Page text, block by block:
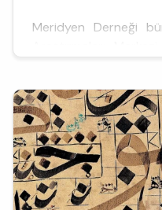
Meridyen Derneği
bu alanlara
insanlarını